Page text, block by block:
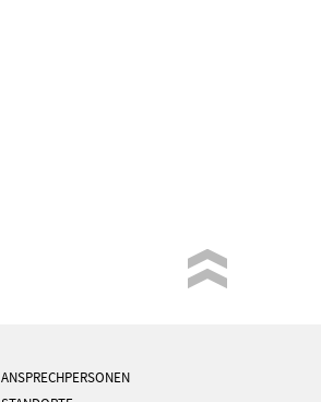
ANSPRECHPERSONEN